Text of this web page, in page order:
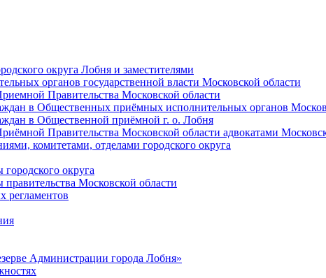
округа Лобня и заместителями
органов государственной власти Московской области
Правительства Московской области
в Общественных приёмных исполнительных органов
в Общественной приёмной г. о. Лобня
Правительства Московской области адвокатами
комитетами, отделами городского округа
округа
Московской области
регламентов
Администрации города Лобня»